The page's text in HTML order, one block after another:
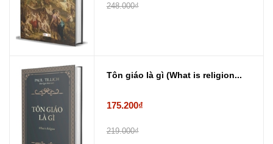
248.000₫
Tôn giáo là gì (What is religion...
175.200₫
219.000₫